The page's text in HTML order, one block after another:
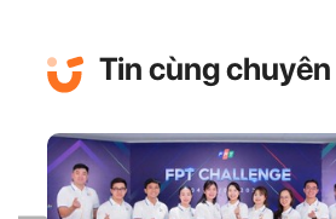
Tin cùng